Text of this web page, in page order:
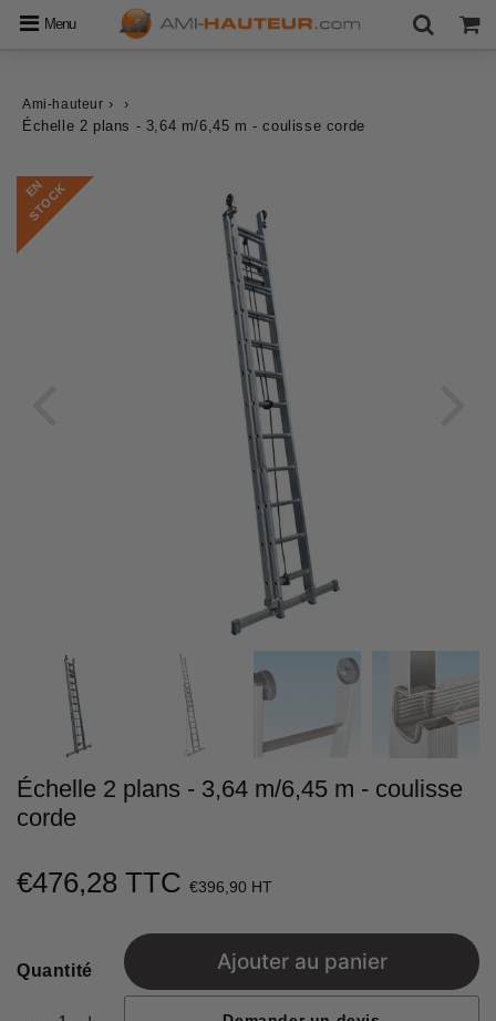
Menu
Ami-hauteur ›
›
Échelle 2 plans - 3,64 m/6,45 m - coulisse corde
E
N
S
T
O
C
K
Échelle 2 plans - 3,64 m/6,45 m - coulisse
corde
€476,28 TTC €396,90 HT
Quantité Ajouter au panier